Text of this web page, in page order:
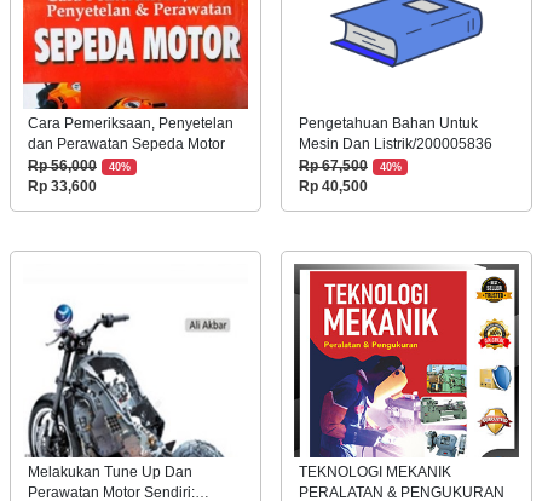
Cara Pemeriksaan, Penyetelan
dan Perawatan Sepeda Motor
Rp 56,000
40%
Rp 33,600
Pengetahuan Bahan Untuk
Mesin Dan Listrik/200005836
Rp 67,500
40%
Rp 40,500
Melakukan Tune Up Dan
Perawatan Motor Sendiri:
TEKNOLOGI MEKANIK
PERALATAN & PENGUKURAN